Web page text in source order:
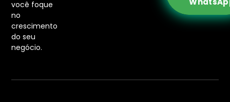
você foque
no
crescimento
do seu
negócio.